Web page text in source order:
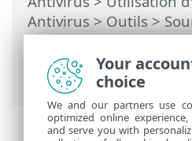
Antivirus>Outils>
d'échantillons pour
Sélectionner un
- Site suspect
Your
choice
We and our partners use
optimized online
and serve you with